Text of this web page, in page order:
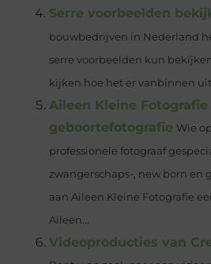
Serre voorbeelden
bouwbedrijven in Nederland
serre voorbeelden kun
kijken hoe het er vanbinnen
Aileen Kleine Fotografie
geboortefotografie Wie
professionele fotograaf
zwangerschaps-, new born en
aan Aileen Kleine Fotografie
Aileen...
Videoproducties van